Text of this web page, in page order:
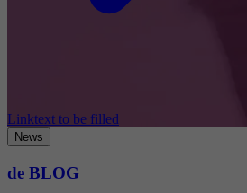
Linktext to be filled
News
de BLOG